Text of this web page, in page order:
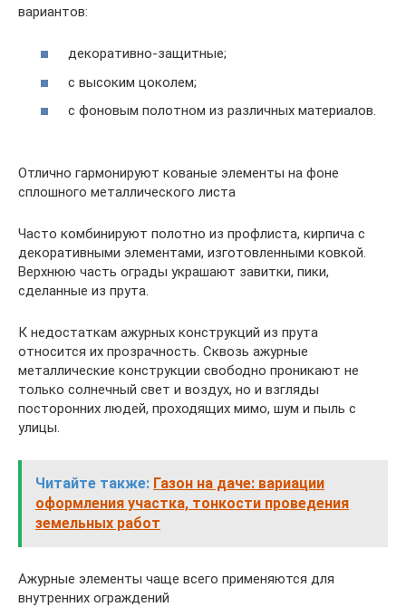
вариантов:
декоративно-защитные;
с высоким цоколем;
с фоновым полотном из различных материалов.
Отлично гармонируют кованые элементы на фоне
сплошного металлического листа
Часто комбинируют полотно из профлиста, кирпича с
декоративными элементами, изготовленными ковкой.
Верхнюю часть ограды украшают завитки, пики,
сделанные из прута.
К недостаткам ажурных конструкций из прута
относится их прозрачность. Сквозь ажурные
металлические конструкции свободно проникают не
только солнечный свет и воздух, но и взгляды
посторонних людей, проходящих мимо, шум и пыль с
улицы.
Читайте также: Газон на даче: вариации
оформления участка, тонкости проведения
земельных работ
Ажурные элементы чаще всего применяются для
внутренних ограждений